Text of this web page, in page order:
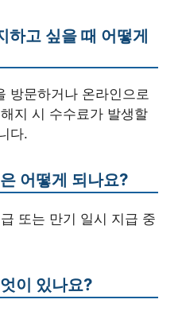
하고 싶을 때 어떻게
방문하거나 온라인으로
지 시 수수료가 발생할
다.
어떻게 되나요?
또는 만기 일시 지급 중
이 있나요?